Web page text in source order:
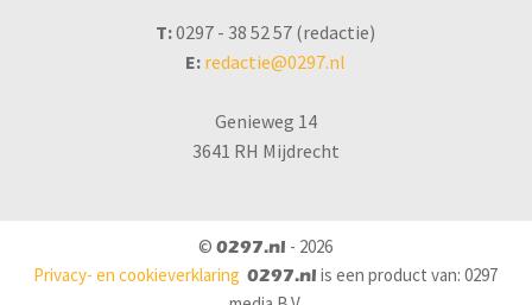
T:0297 - 38 52 57 (redactie)
E: redactie@0297.nl
Genieweg 14
3641 RH Mijdrecht
©0297.nl - 2026
Privacy- en cookieverklaring 0297.nl is een product van: 0297